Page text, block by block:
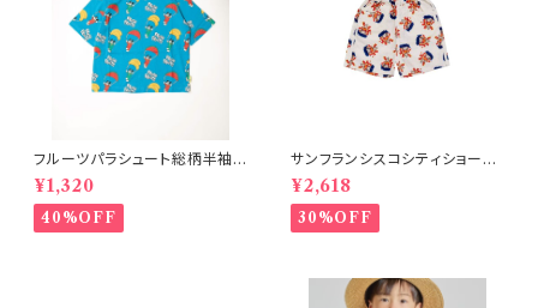
フルーツパラシュート総柄半袖T
シャツ ブルー
¥1,320
40%OFF
サンフランシスコシティショー
ツ オフホワイト 150-160
¥2,618
30%OFF